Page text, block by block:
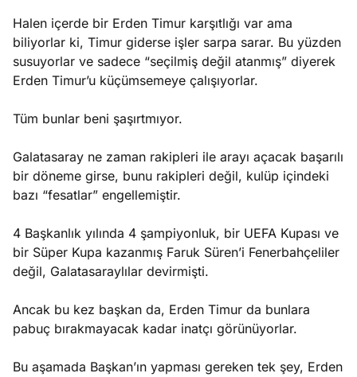
Halen içerde bir Erden Timur karşıtlığı var ama
biliyorlar ki, Timur giderse işler sarpa sarar. Bu yüzden
susuyorlar ve sadece “seçilmiş değil atanmış” diyerek
Erden Timur’u küçümsemeye çalışıyorlar.
Tüm bunlar beni şaşırtmıyor.
Galatasaray ne zaman rakipleri ile arayı açacak başarılı
bir döneme girse, bunu rakipleri değil, kulüp içindeki
bazı “fesatlar” engellemiştir.
4 Başkanlık yılında 4 şampiyonluk, bir UEFA Kupası ve
bir Süper Kupa kazanmış Faruk Süren’i Fenerbahçeliler
değil, Galatasaraylılar devirmişti.
Ancak bu kez başkan da, Erden Timur da bunlara
pabuç bırakmayacak kadar inatçı görünüyorlar.
Bu aşamada Başkan’ın yapması gereken tek şey, Erden